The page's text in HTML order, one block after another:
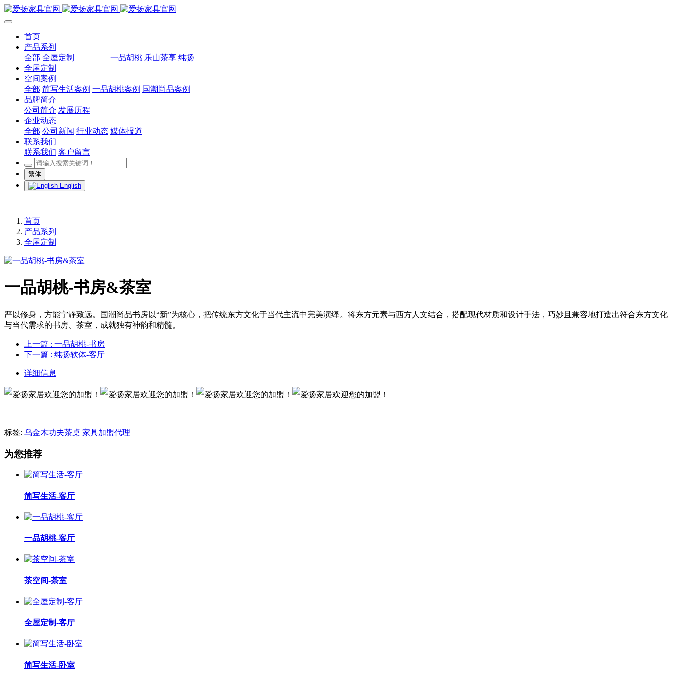
首页
产品系列
全部 全屋定制 一品胡桃 乐山茶享 纯扬
全屋定制
空间案例
全部 简写生活案例 一品胡桃案例 国潮尚品案例
品牌简介
公司简介 发展历程
企业动态
全部 公司新闻 行业动态 媒体报道
联系我们
联系我们 客户留言
繁体
English
首页
产品系列
全屋定制
一品胡桃-书房&茶室
严以修身，方能宁静致远。国潮尚品书房以“新”为核心，把传统东方文化于当代主流中完美演绎。将东方元素与西方人文结合，搭配现代材质和设计手法，巧妙且兼容地打造出符合东方文化
与当代需求的书房、茶室，成就独有神韵和精髓。
上一篇 : 一品胡桃-书房
下一篇 : 纯扬软体-客厅
详细信息
标签: 乌金木功夫茶桌 家具加盟代理
为您推荐
简写生活-客厅
一品胡桃-客厅
茶空间-茶室
全屋定制-客厅
简写生活-卧室